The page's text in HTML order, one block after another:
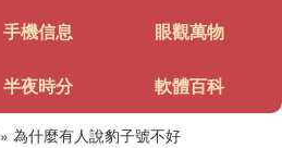
手機信息 眼觀萬物
半夜時分 軟體百科
» 為什麼有人說豹子號不好